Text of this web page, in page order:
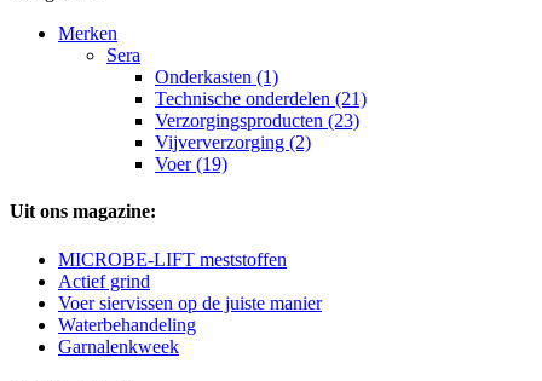
Merken
Sera
Onderkasten (1)
Technische onderdelen (21)
Verzorgingsproducten (23)
Vijververzorging (2)
Voer (19)
Uit ons magazine:
MICROBE-LIFT meststoffen
Actief grind
Voer siervissen op de juiste manier
Waterbehandeling
Garnalenkweek